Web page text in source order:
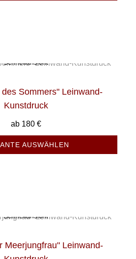
Schnellansicht
Sommers" Leinwand-
Kunstdruck
ab 180 €
AUSWÄHLEN
Schnellansicht
Meerjungfrau" Leinwand-